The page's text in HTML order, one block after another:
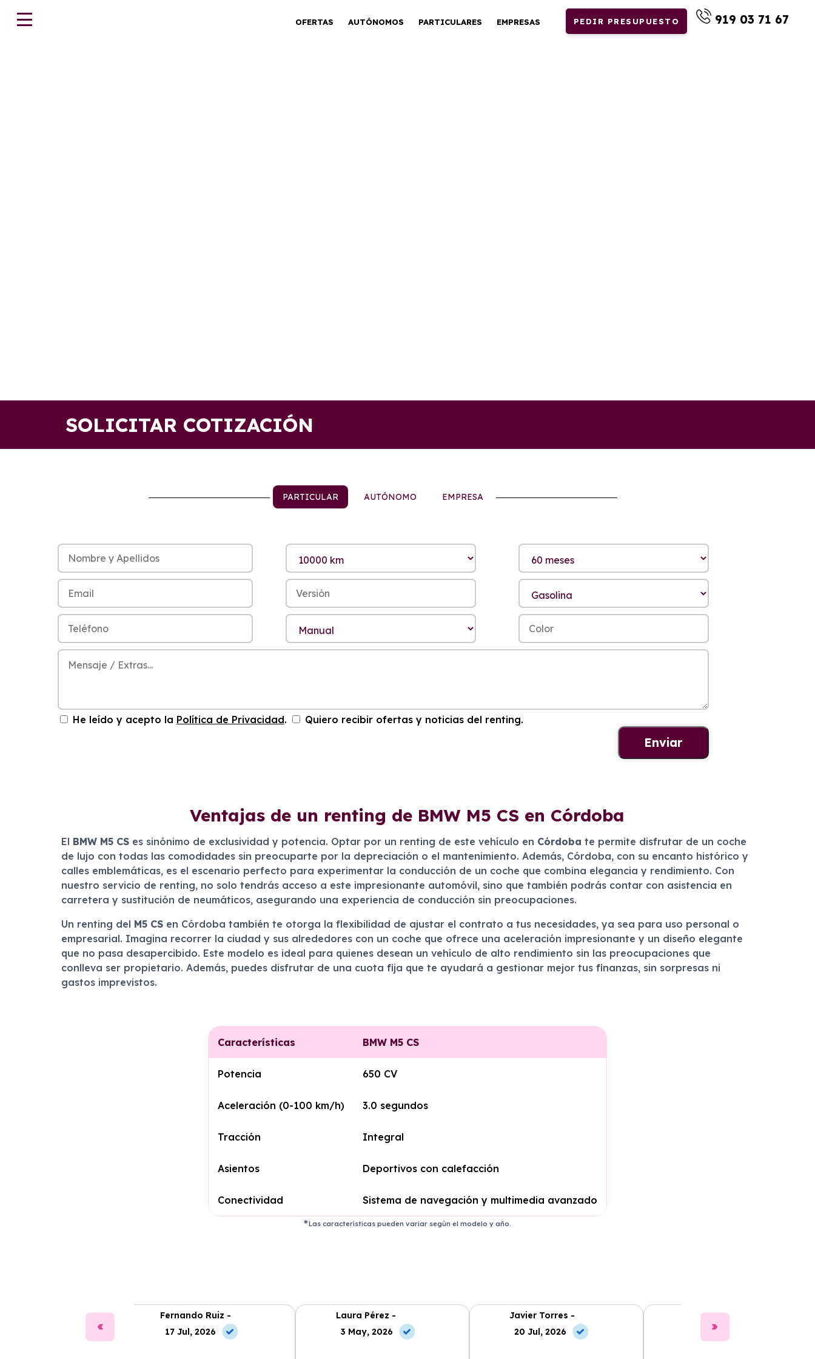
OFERTAS AUTÓNOMOS PARTICULARES EMPRESAS PEDIR PRESUPUESTO 919 03 71 67
SOLICITAR COTIZACIÓN
PARTICULAR AUTÓNOMO EMPRESA
He leído y acepto la Política de Privacidad. Quiero recibir ofertas y noticias del renting.
Ventajas de un renting de BMW M5 CS en Córdoba
El BMW M5 CSes sinónimo de exclusividad y potencia. Optar por un renting de este vehículo en Córdoba te permite disfrutar de un coche
de lujo con todas las comodidades sin preocuparte por la depreciación o el mantenimiento. Además, Córdoba, con su encanto histórico y
calles emblemáticas, es el escenario perfecto para experimentar la conducción de un coche que combina elegancia y rendimiento. Con
nuestro servicio de renting, no solo tendrás acceso a este impresionante automóvil, sino que también podrás contar con asistencia en
carretera y sustitución de neumáticos, asegurando una experiencia de conducción sin preocupaciones.
Un renting del M5 CSen Córdoba también te otorga la flexibilidad de ajustar el contrato a tus necesidades, ya sea para uso personal o
empresarial. Imagina recorrer la ciudad y sus alrededores con un coche que ofrece una aceleración impresionante y un diseño elegante
que no pasa desapercibido. Este modelo es ideal para quienes desean un vehículo de alto rendimiento sin las preocupaciones que
conlleva ser propietario. Además, puedes disfrutar de una cuota fija que te ayudará a gestionar mejor tus finanzas, sin sorpresas ni
gastos imprevistos.
Características BMW M5 CS
Potencia 650 CV
Aceleración (0-100 km/h) 3.0 segundos
Tracción Integral
Asientos Deportivos con calefacción
Conectividad Sistema de navegación y multimedia avanzado
Las características pueden variar según el modelo y año.
Fernando Ruiz -
17 Jul, 2026
Laura Pérez -
3 May, 2026
Javier Torres -
20 Jul, 2026
Clara Gómez -
10 May, 2026